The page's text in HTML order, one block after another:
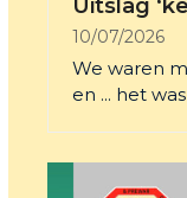
Uitslag
10/07/2026
We waren
en ... het